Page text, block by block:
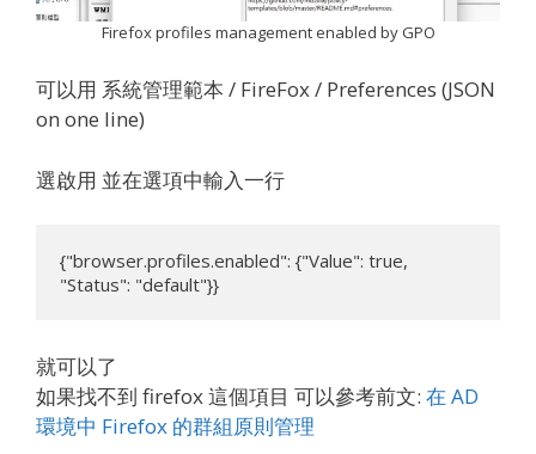
Firefox profiles management enabled by GPO
可以用 系統管理範本 / FireFox / Preferences (JSON
on one line)
選啟用 並在選項中輸入一行
{"browser.profiles.enabled": {"Value": true,
"Status": "default"}}
就可以了
如果找不到 firefox 這個項目 可以參考前文: 在 AD
環境中 Firefox 的群組原則管理